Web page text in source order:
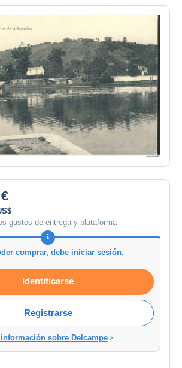
gastos de entrega y plataforma
comprar, debe iniciar sesión.
Identificarse
Registrarse
información sobre Delcampe